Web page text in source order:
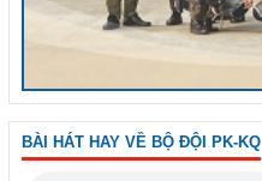
BÀI HÁT HAY VỀ BỘ ĐỘI PK-KQ